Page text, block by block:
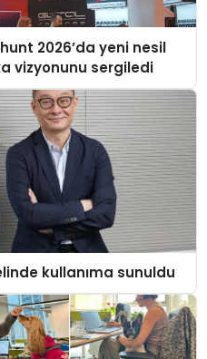
2026’da yeni nesil
vizyonunu sergiledi
kullanıma sunuldu